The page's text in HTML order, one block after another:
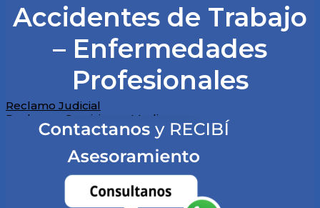
Accidentes de Trabajo
– Enfermedades
Profesionales
Denuncia ante ART
Reclamos Comisiones Medicas
Reclamo Judicial